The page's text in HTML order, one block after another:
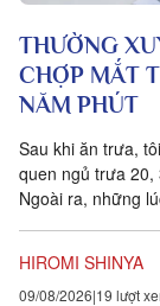
THƯỜNG
CHỢP MẮT
NĂM PHÚT
Sau khi ăn trưa,
quen ngủ trưa 20,
Ngoài ra, những
HIROMI SHINYA
09/08/2026 19 lượt